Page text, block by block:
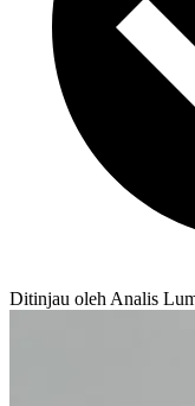
Ditinjau oleh Analis